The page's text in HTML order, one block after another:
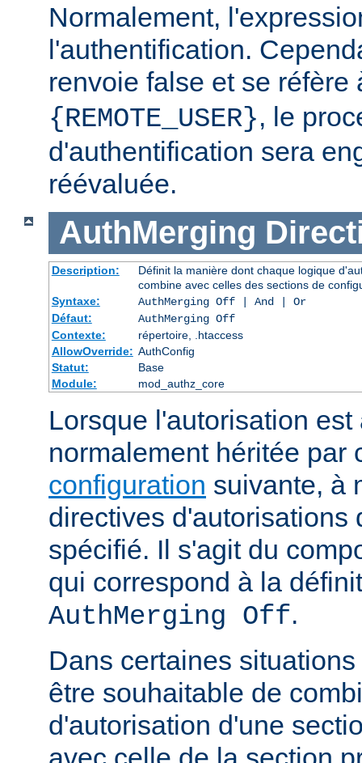
Normalement,
l'authentification.
renvoie false et se
{REMOTE_USER}, le
d'authentification sera
réévaluée.
AuthMerging
Description:
Définit la manière dont chaque logique
combine avec celles des sections de
Syntaxe:
AuthMerging Off | And | Or
Défaut:
AuthMerging Off
Contexte:
répertoire, .htaccess
AllowOverride: AuthConfig
Statut:
Base
Module:
mod_authz_core
Lorsque l'autorisation
normalement héritée par
configuration suivante, à
directives d'autorisations
spécifié. Il s'agit du
qui correspond à la
AuthMerging Off.
Dans certaines
être souhaitable de
d'autorisation d'une